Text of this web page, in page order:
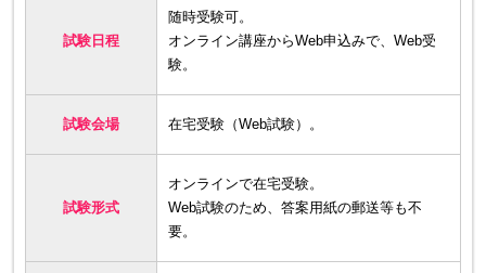
試験日程
随時受験可。
オンライン講座からWeb申込みで、Web受
験。
試験会場 在宅受験（Web試験）。
試験形式
オンラインで在宅受験。
Web試験のため、答案用紙の郵送等も不
要。